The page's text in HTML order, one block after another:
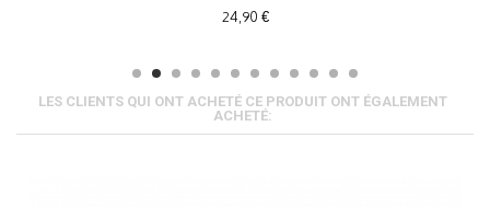
24,90 €
LES CLIENTS QUI ONT ACHETÉ CE PRODUIT ONT ÉGALEMENT
ACHETÉ: